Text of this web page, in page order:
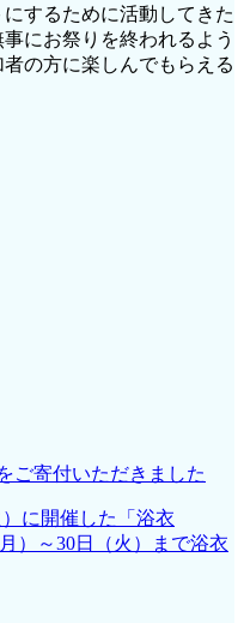
するために活動してきた
にお祭りを終われるよう
の方に楽しんでもらえる
ご寄付いただきました
に開催した「浴衣
）～30日（火）まで浴衣